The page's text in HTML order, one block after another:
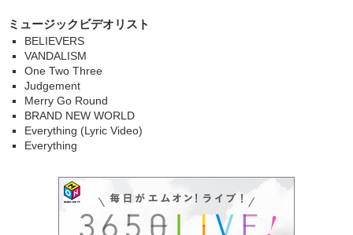
ミュージックビデオリスト
BELIEVERS
VANDALISM
One Two Three
Judgement
Merry Go Round
BRAND NEW WORLD
Everything (Lyric Video)
Everything